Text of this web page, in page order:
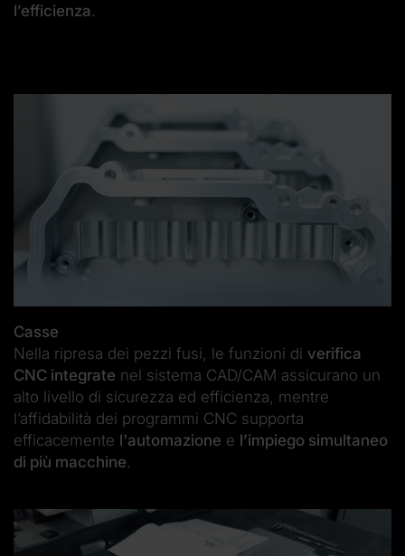
l’efficienza.
Casse
Nella ripresa dei pezzi fusi, le funzioni di verifica
CNC integrate nel sistema CAD/CAM assicurano un
alto livello di sicurezza ed efficienza, mentre
l’affidabilità dei programmi CNC supporta
efficacemente l'automazione e l’impiego simultaneo
di più macchine.